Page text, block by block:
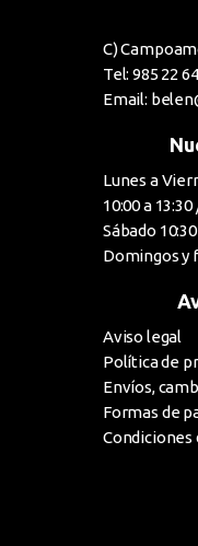
C)
Tel: 985 22
Email:
Lunes a
10:00 a
Sábado
Domingos y
Aviso legal
Política de
Envíos,
Formas de
Condiciones